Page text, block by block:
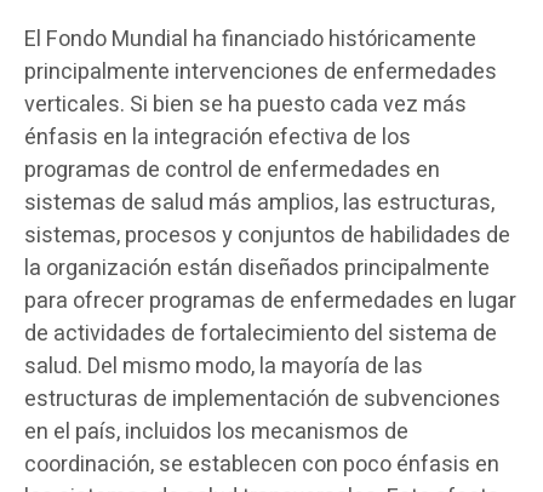
El Fondo Mundial ha financiado históricamente
principalmente intervenciones de enfermedades
verticales. Si bien se ha puesto cada vez más
énfasis en la integración efectiva de los
programas de control de enfermedades en
sistemas de salud más amplios, las estructuras,
sistemas, procesos y conjuntos de habilidades de
la organización están diseñados principalmente
para ofrecer programas de enfermedades en lugar
de actividades de fortalecimiento del sistema de
salud. Del mismo modo, la mayoría de las
estructuras de implementación de subvenciones
en el país, incluidos los mecanismos de
coordinación, se establecen con poco énfasis en